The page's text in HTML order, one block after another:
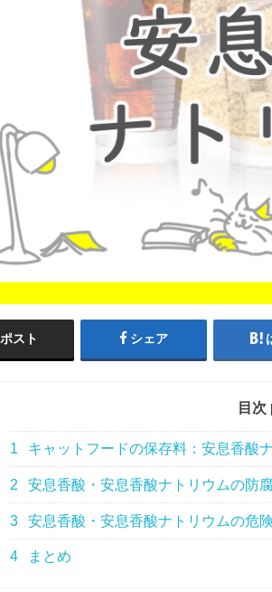
ポスト シェア
目次
1 キャットフードの保存料：安息香酸
2 安息香酸・安息香酸ナトリウムの防
3 安息香酸・安息香酸ナトリウムの危
4 まとめ